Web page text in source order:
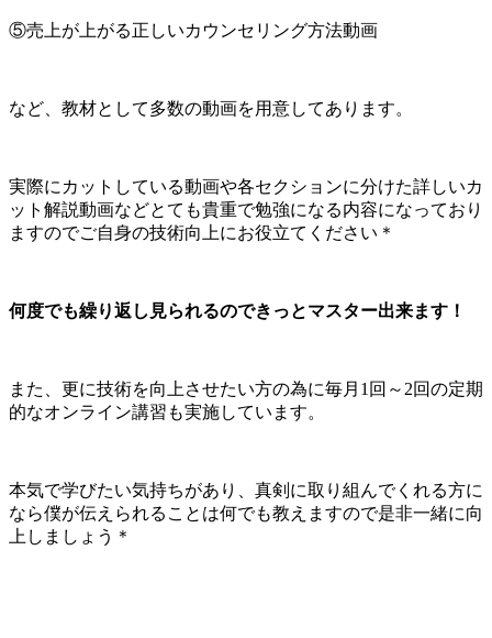
⑤売上が上がる正しいカウンセリング方法動画
など、教材として多数の動画を用意してあります。
実際にカットしている動画や各セクションに分けた詳しいカ
ット解説動画などとても貴重で勉強になる内容になっており
ますのでご自身の技術向上にお役立てください＊
何度でも繰り返し見られるのできっとマスター出来ます！
また、更に技術を向上させたい方の為に毎月1回～2回の定期
的なオンライン講習も実施しています。
本気で学びたい気持ちがあり、真剣に取り組んでくれる方に
なら僕が伝えられることは何でも教えますので是非一緒に向
上しましょう＊